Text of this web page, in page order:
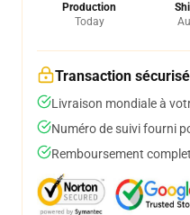
Production
Today
Transaction
Livraison mondiale à
Numéro de suivi fourni
Remboursement